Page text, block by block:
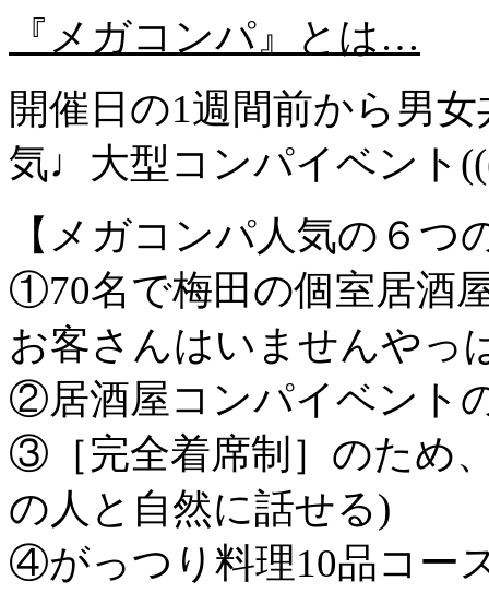
『メガコンパ』とは…
開催日の1週間前から男
気♩大型コンパイベント
【メガコンパ人気の６つ
①70名で梅田の個室居酒
お客さんはいませんやっ
②居酒屋コンパイベント
③［完全着席制］のため
の人と自然に話せる)
④がっつり料理10品コー